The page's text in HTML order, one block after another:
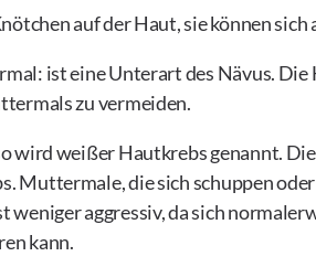
auf der Haut, sie können
ist eine Unterart des Nävus.
zu vermeiden.
wird weißer Hautkrebs genannt.
Muttermale, die sich schuppen
aggressiv, da sich
kann.